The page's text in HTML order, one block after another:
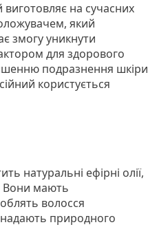
на сучасних
який
змогу уникнути
для здорового
подразнення шкіри
користується
натуральні ефірні олії,
Вони мають
волосся
надають природного